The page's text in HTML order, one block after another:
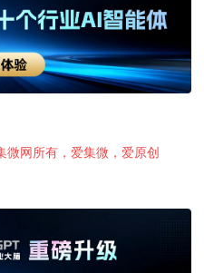
网所有，爱集微，爱原创